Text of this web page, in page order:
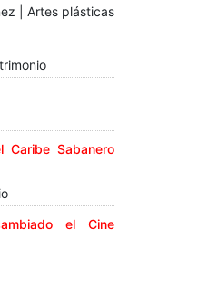
| Artes plásticas
Caribe Sabanero
el Cine